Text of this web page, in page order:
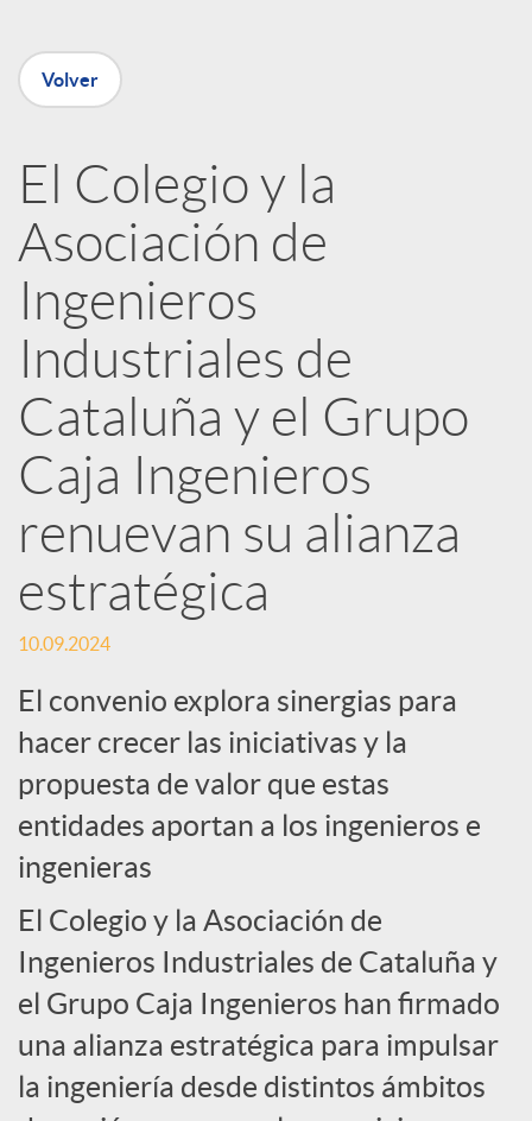
n
e
d
e
s
S
o
c
i
a
l
e
s
Volver
El Colegio y la
Asociación de
Ingenieros
Industriales de
Cataluña y el Grupo
Caja Ingenieros
renuevan su alianza
estratégica
10.09.2024
El convenio explora sinergias para
hacer crecer las iniciativas y la
propuesta de valor que estas
entidades aportan a los ingenieros e
ingenieras
El Colegio y la Asociación de
Ingenieros Industriales de Cataluña y
el Grupo Caja Ingenieros han firmado
una alianza estratégica para impulsar
la ingeniería desde distintos ámbitos